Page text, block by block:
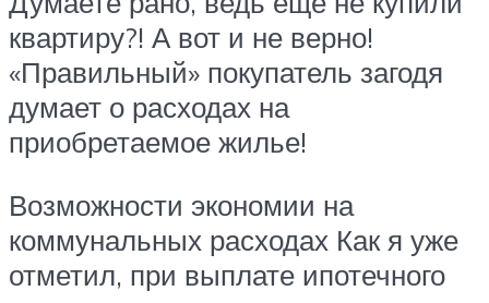
квартиру?! А вот и не верно!
«Правильный» покупатель загодя
думает о расходах на
приобретаемое жилье!
Возможности экономии на
коммунальных расходах Как я уже
отметил, при выплате ипотечного